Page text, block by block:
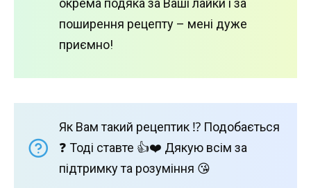
поширення рецепту – мені дуже
приємно!
Як Вам такий рецептик ⁉️ Подобається
❓ Тоді ставте 👍❤️ Дякую всім за
підтримку та розуміння 😘